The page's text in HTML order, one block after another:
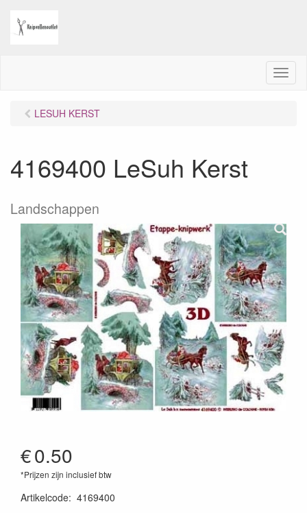
M
e
LESUH KERST
4169400 LeSuh Kerst
Landschappen
€0.50
*Prijzen zijn inclusief btw
Artikelcode: 4169400